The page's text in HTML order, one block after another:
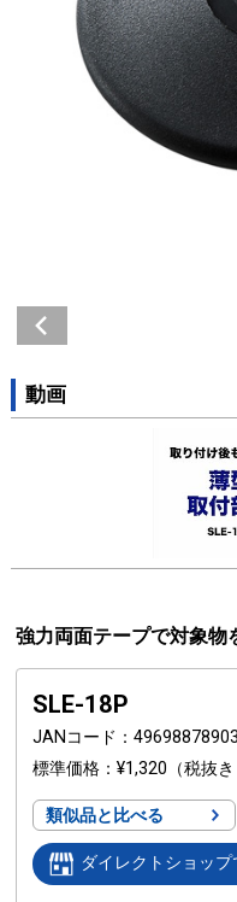
動画
強力両面テープで対象物
SLE-18P
JANコード
標準価格
¥1,320 （税抜
類似品と比べる
ダイレクトショップ